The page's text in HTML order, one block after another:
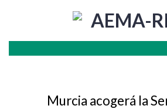
Murcia acogerá la